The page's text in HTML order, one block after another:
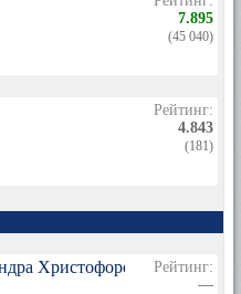
7.895
(45 040)
Рейтинг:
4.843
(181)
Христофорова
Рейтинг:
—